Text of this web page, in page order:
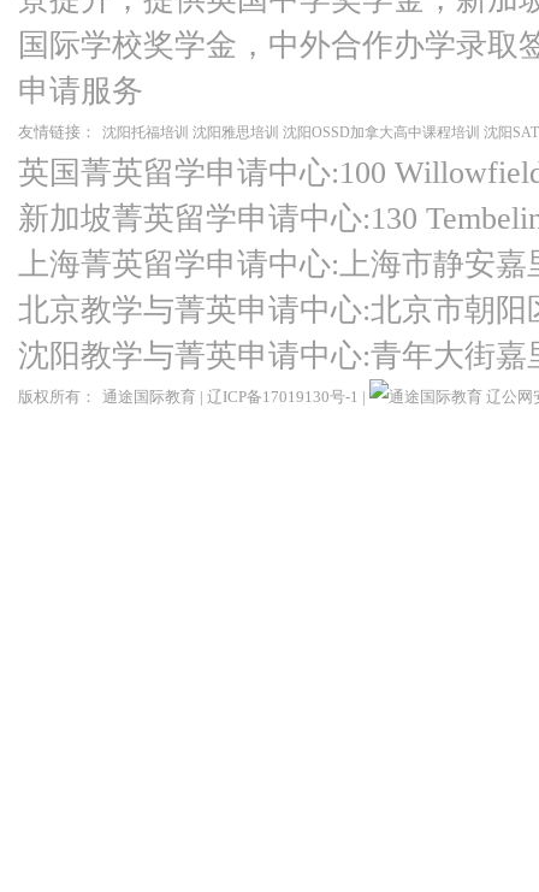
国际学校奖学金，中外合作办学录取
申请服务
友情链接： 沈阳托福培训 沈阳雅思培训 沈阳OSSD加拿大高中课程培训 沈阳
英国菁英留学申请中心:100
新加坡菁英留学申请中心:130
上海菁英留学申请中心:上海市静安嘉
北京教学与菁英申请中心:北京市朝
沈阳教学与菁英申请中心:青年大街
版权所有： 通途国际教育 | 辽ICP备17019130号-1 | 辽公网